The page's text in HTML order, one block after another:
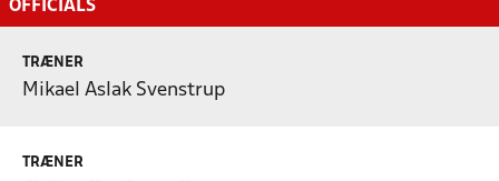
OFFICIALS
TRÆNER
Mikael Aslak Svenstrup
TRÆNER